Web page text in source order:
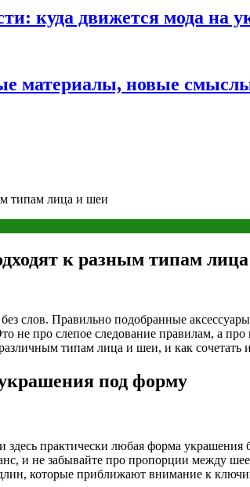
куда движется мода на
материалы, новые
типам лица и шеи
к разным типам
слов. Правильно подобранные
не про слепое следование правилам, а
типам лица и шеи, и как сочетать
под форму
практически любая форма
и не забывайте про пропорции между
которые приближают внимание к